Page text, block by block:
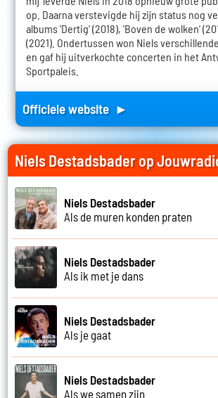
op. Daarna verstevigde hij zijn status nog
albums 'Dertig' (2018), 'Boven de wolken'
(2021). Ondertussen won Niels
en gaf hij uitverkochte concerten in het
Sportpaleis.
Officiele website ►
Niels Destadsbader op
Niels Destadsbader
Als de muren konden praten
Niels Destadsbader
Als ik met je dans
Niels Destadsbader
Als je gaat
Niels Destadsbader
Als we samen zijn